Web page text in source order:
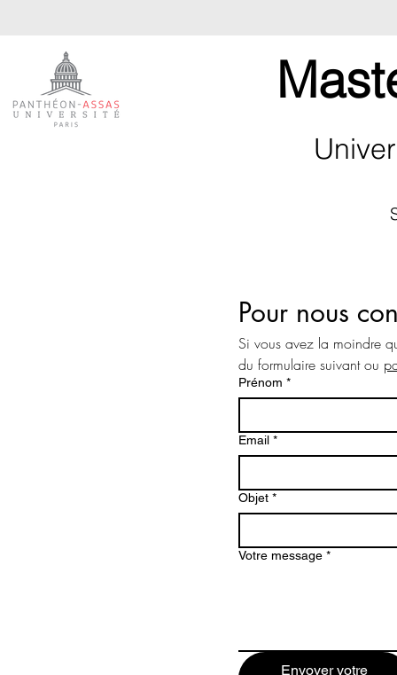
Pour nous
Si vous avez la moindre
du formulaire suivant ou
Prénom *
Email *
Objet *
Votre message *
Envoyer votre